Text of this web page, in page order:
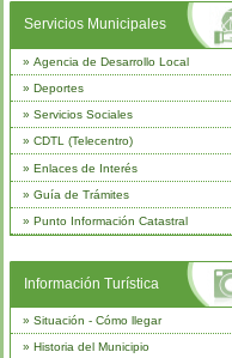
Servicios Municipales
» Agencia de Desarrollo Local
» Deportes
» Servicios Sociales
» CDTL (Telecentro)
» Enlaces de Interés
» Guía de Trámites
» Punto Información Catastral
Información Turística
» Situación - Cómo llegar
» Historia del Municipio